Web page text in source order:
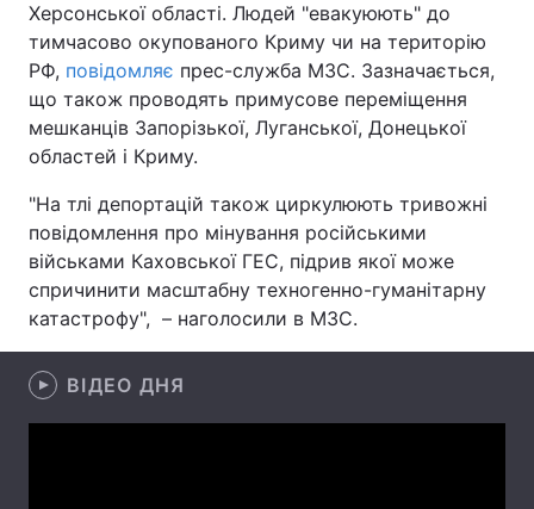
Здоров'я Туризм
Цікавинки Погода
Екологія Регіони
Відео з Youtube Статті
Інтерв'ю Думки
Архів Вакансії
Херсонської області. Людей "евакуюють" до
тимчасово окупованого Криму чи на територію
РФ, повідомляє прес-служба МЗС. Зазначається,
що також проводять примусове переміщення
мешканців Запорізької, Луганської, Донецької
областей і Криму.
"На тлі депортацій також циркулюють тривожні
повідомлення про мінування російськими
військами Каховської ГЕС, підрив якої може
спричинити масштабну техногенно-гуманітарну
катастрофу", – наголосили в МЗС.
ВІДЕО ДНЯ